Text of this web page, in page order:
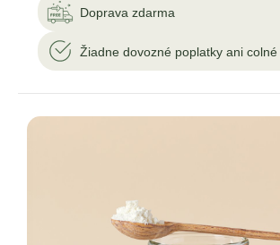
Doprava zdarma
Žiadne dovozné poplatky ani